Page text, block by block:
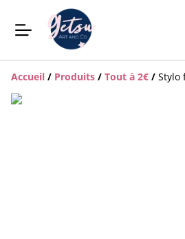
Accueil / Produits / Tout à 2€ / Stylo